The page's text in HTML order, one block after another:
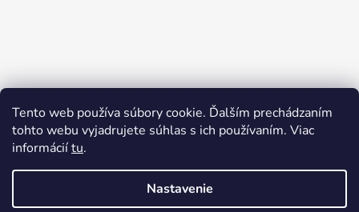
Tento web používa súbory cookie. Ďalším prechádzaním
tohto webu vyjadrujete súhlas s ich používaním. Viac
informáciítu.
Nastavenie